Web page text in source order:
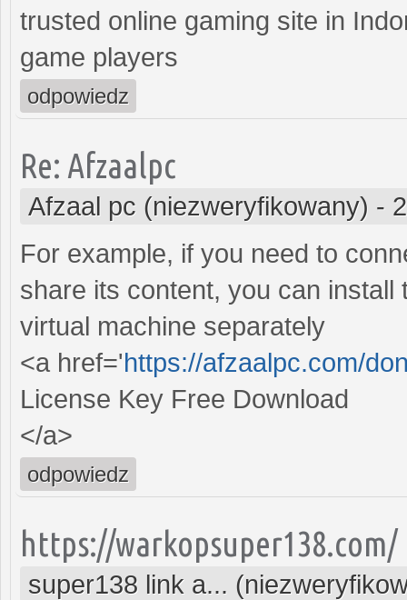
trusted online gaming site in
game players
odpowiedz
Re: Afzaalpc
Afzaal pc (niezweryfikowany) -
For example, if you need to
share its content, you can
virtual machine separately
<a href='https://afzaalpc.com/
License Key Free Download
</a>
odpowiedz
https://warkopsuper138.com/
super138 link a...